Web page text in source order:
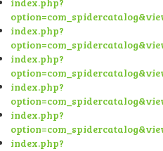
index.php?
index.php?
index.php?
index.php?
index.php?
index.php?